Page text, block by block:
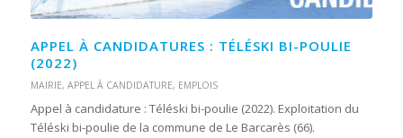
APPEL À CANDIDATURES : TÉLÉSKI BI-POULIE
(2022)
MAIRIE, APPEL À CANDIDATURE, EMPLOIS
Appel à candidature : Téléski bi-poulie (2022). Exploitation du
Téléski bi-poulie de la commune de Le Barcarès (66).